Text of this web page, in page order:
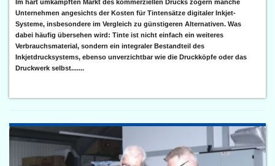
Im hart umkämpften Markt des kommerziellen Drucks zögern manche
Unternehmen angesichts der Kosten für Tintensätze digitaler Inkjet-
Systeme, insbesondere im Vergleich zu günstigeren Alternativen. Was
dabei häufig übersehen wird: Tinte ist nicht einfach ein weiteres
Verbrauchsmaterial, sondern ein integraler Bestandteil des
Inkjetdrucksystems, ebenso unverzichtbar wie die Druckköpfe oder das
Druckwerk selbst.......